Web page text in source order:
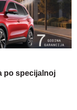
po specijalnoj